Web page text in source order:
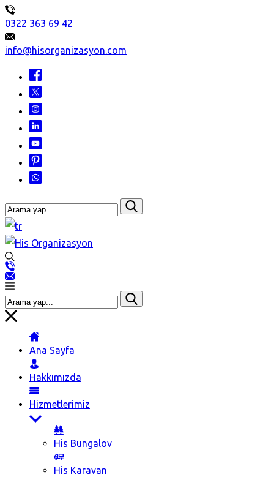
0322 363 69 42
info@hisorganizasyon.com
Ana Sayfa
Hakkımızda
Hizmetlerimiz
His Bungalov
His Karavan